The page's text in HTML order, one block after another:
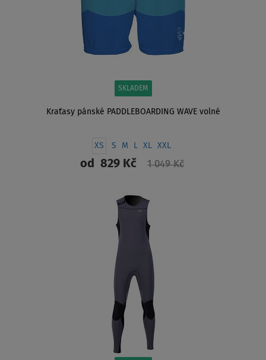
SKLADEM
Kraťasy pánské PADDLEBOARDING WAVE volné
XS S M L XL XXL
od 829 Kč 1 049 Kč
ZOBRAZIT